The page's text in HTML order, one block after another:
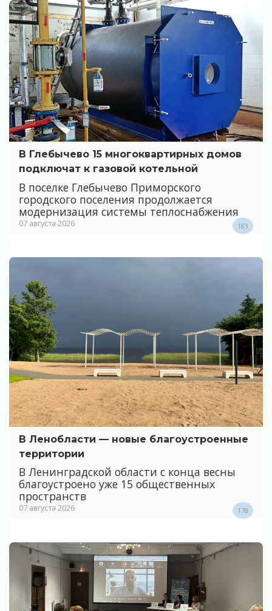
В Глебычево 15 многоквартирных домов
подключат к газовой котельной
В поселке Глебычево Приморского
городского поселения продолжается
модернизация системы теплоснабжения
07 августа 2026 183
В Ленобласти — новые благоустроенные
территории
В Ленинградской области с конца весны
благоустроено уже 15 общественных
пространств
07 августа 2026 178